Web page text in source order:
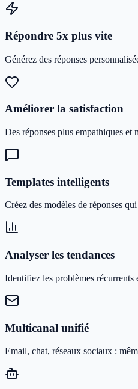
Répondre 5x plus vite
Générez des réponses
Améliorer la satisfaction
Des réponses plus empathiques et
Templates intelligents
Créez des modèles de réponses
Analyser les tendances
Identifiez les problèmes récurrents
Multicanal unifié
Email, chat, réseaux sociaux :